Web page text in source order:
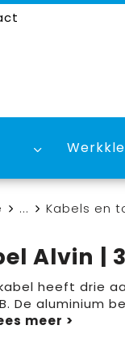
... Kabels en
Alvin |
heeft drie
De aluminium